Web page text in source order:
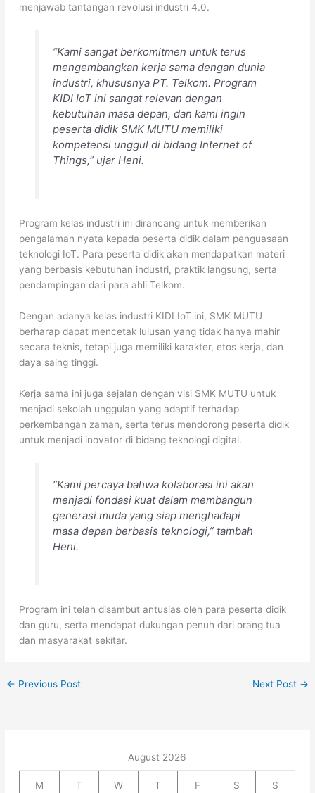
menjawab tantangan revolusi industri 4.0.
“Kami sangat berkomitmen untuk terus
mengembangkan kerja sama dengan dunia
industri, khususnya PT. Telkom. Program
KIDI IoT ini sangat relevan dengan
kebutuhan masa depan, dan kami ingin
peserta didik SMK MUTU memiliki
kompetensi unggul di bidang Internet of
Things,”ujar Heni.
Program kelas industri ini dirancang untuk memberikan
pengalaman nyata kepada peserta didik dalam penguasaan
teknologi IoT. Para peserta didik akan mendapatkan materi
yang berbasis kebutuhan industri, praktik langsung, serta
pendampingan dari para ahli Telkom.
Dengan adanya kelas industri KIDI IoT ini, SMK MUTU
berharap dapat mencetak lulusan yang tidak hanya mahir
secara teknis, tetapi juga memiliki karakter, etos kerja, dan
daya saing tinggi.
Kerja sama ini juga sejalan dengan visi SMK MUTU untuk
menjadi sekolah unggulan yang adaptif terhadap
perkembangan zaman, serta terus mendorong peserta didik
untuk menjadi inovator di bidang teknologi digital.
“Kami percaya bahwa kolaborasi ini akan
menjadi fondasi kuat dalam membangun
generasi muda yang siap menghadapi
masa depan berbasis teknologi,”tambah
Heni.
Program ini telah disambut antusias oleh para peserta didik
dan guru, serta mendapat dukungan penuh dari orang tua
dan masyarakat sekitar.
← Previous Post Next Post →
August 2026
M T W T F S S